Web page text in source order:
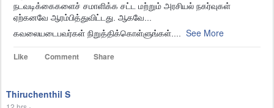
நடவடிக்கைகளைச் சமாளிக்க சட்ட மற்றும் அரசியல் நகர்வுகள்
ஏற்கனவே ஆரம்பித்துவிட்டது. ஆகவே...
கவலையடைபவர்கள் நிறுத்திக்கொள்ளுங்கள்.
See More
Like Show more reactions
Comment Share
Thiruchenthil S